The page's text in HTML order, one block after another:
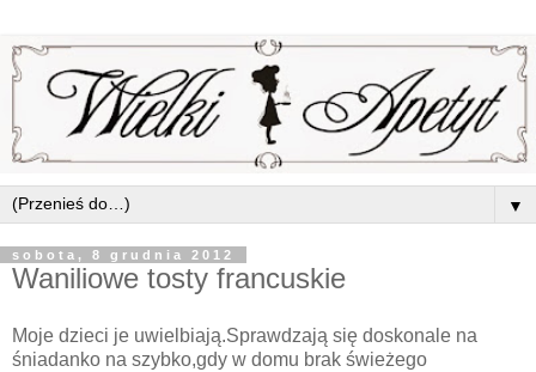
▼
sobota, 8 grudnia 2012
Waniliowe tosty francuskie
Moje dzieci je uwielbiają.Sprawdzają się doskonale na
śniadanko na szybko,gdy w domu brak świeżego